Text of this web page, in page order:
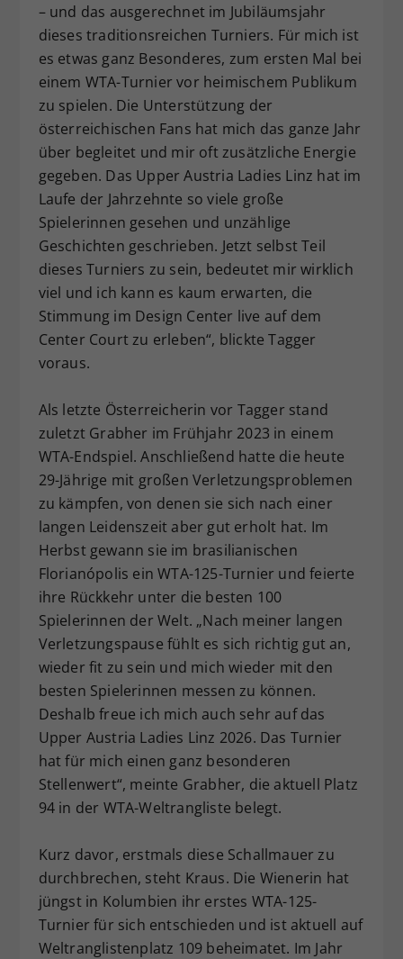
– und das ausgerechnet im Jubiläumsjahr
dieses traditionsreichen Turniers. Für mich ist
es etwas ganz Besonderes, zum ersten Mal bei
einem WTA-Turnier vor heimischem Publikum
zu spielen. Die Unterstützung der
österreichischen Fans hat mich das ganze Jahr
über begleitet und mir oft zusätzliche Energie
gegeben. Das Upper Austria Ladies Linz hat im
Laufe der Jahrzehnte so viele große
Spielerinnen gesehen und unzählige
Geschichten geschrieben. Jetzt selbst Teil
dieses Turniers zu sein, bedeutet mir wirklich
viel und ich kann es kaum erwarten, die
Stimmung im Design Center live auf dem
Center Court zu erleben“, blickte Tagger
voraus.
Als letzte Österreicherin vor Tagger stand
zuletzt Grabher im Frühjahr 2023 in einem
WTA-Endspiel. Anschließend hatte die heute
29-Jährige mit großen Verletzungsproblemen
zu kämpfen, von denen sie sich nach einer
langen Leidenszeit aber gut erholt hat. Im
Herbst gewann sie im brasilianischen
Florianópolis ein WTA-125-Turnier und feierte
ihre Rückkehr unter die besten 100
Spielerinnen der Welt. „Nach meiner langen
Verletzungspause fühlt es sich richtig gut an,
wieder fit zu sein und mich wieder mit den
besten Spielerinnen messen zu können.
Deshalb freue ich mich auch sehr auf das
Upper Austria Ladies Linz 2026. Das Turnier
hat für mich einen ganz besonderen
Stellenwert“, meinte Grabher, die aktuell Platz
94 in der WTA-Weltrangliste belegt.
Kurz davor, erstmals diese Schallmauer zu
durchbrechen, steht Kraus. Die Wienerin hat
jüngst in Kolumbien ihr erstes WTA-125-
Turnier für sich entschieden und ist aktuell auf
Weltranglistenplatz 109 beheimatet. Im Jahr